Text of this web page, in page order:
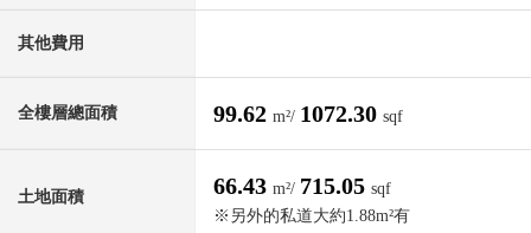
其他費用
全樓層總面積 99.62 m²/ 1072.30 sqf
土地面積 66.43 m²/ 715.05 sqf
※另外的私道大約1.88m²有